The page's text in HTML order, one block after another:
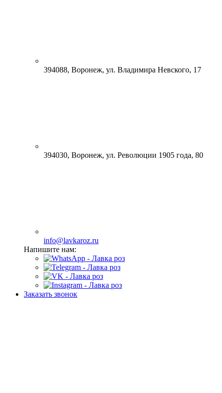
394088, Воронеж, ул. Владимира Невского, 17
394030, Воронеж, ул. Революции 1905 года, 80
info@lavkaroz.ru
Напишите нам:
Заказать звонок